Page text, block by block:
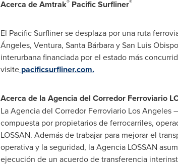
Acerca de Amtrak®Pacific Surfliner®
El Pacific Surfliner se desplaza por una ruta
Ángeles, Ventura, Santa Bárbara ySan Luis Obispo
interurbana financiada por el estado más
visite pacificsurfliner.com.
Acerca de la Agencia del Corredor Ferroviario
La Agencia del Corredor Ferroviario Los Angeles –
compuesta por propietarios de ferrocarriles,
LOSSAN. Además de trabajar para mejorar el
operativa y la seguridad, la Agencia LOSSAN
ejecución de un acuerdo de transferencia